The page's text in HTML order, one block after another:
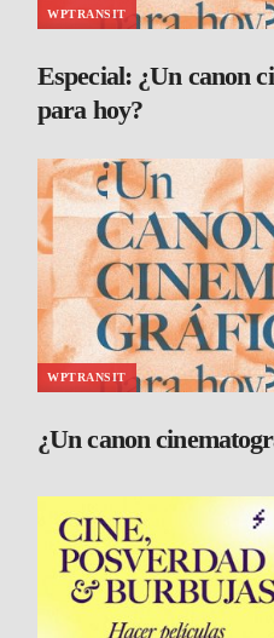
WPTRANSIT
Especial: ¿Un canon
para hoy?
WPTRANSIT
¿Un canon